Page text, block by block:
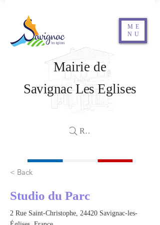
ME
NU
Savignac Les Eglises
Mairie de
Rechercher
< Back
Studio du Parc
2 Rue Saint-Christophe, 24420 Savignac-les-